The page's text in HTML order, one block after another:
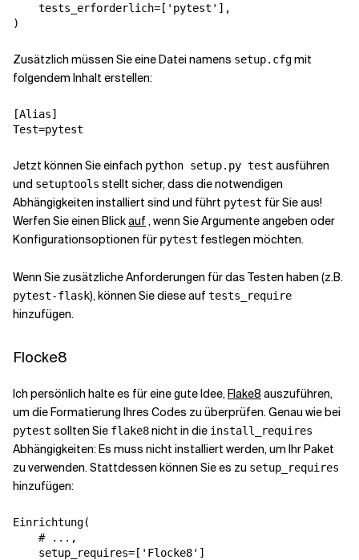
tests_erforderlich= [ 'pytest' ],
)
Zusätzlich müssen Sie eine Datei namens setup.cfgmit
folgendem Inhalt erstellen:
[Alias]
Test=pytest
Jetzt können Sie einfach python setup.py test ausführen
und setuptools stellt sicher, dass die notwendigen
Abhängigkeiten installiert sind und führt pytest für Sie aus!
Werfen Sie einen Blickauf , wenn Sie Argumente angeben oder
Konfigurationsoptionen für pytest festlegen möchten.
Wenn Sie zusätzliche Anforderungen für das Testen haben (z.B.
pytest-flask), können Sie diese auf tests_require
hinzufügen.
Flocke8
Ich persönlich halte es für eine gute Idee,Flake8 auszuführen,
um die Formatierung Ihres Codes zu überprüfen. Genau wie bei
pytest sollten Sie flake8nicht in die install_requires
Abhängigkeiten: Es muss nicht installiert werden, um Ihr Paket
zu verwenden. Stattdessen können Sie es zu setup_requires
hinzufügen:
Einrichtung(
# ...,
setup_requires= [ 'Flocke8' ]